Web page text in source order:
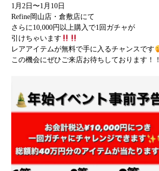
1月2日〜1月10日
Refine岡山店・倉敷店にて
さらに10,000円以上購入で1回ガチャが
引けちゃいます
レアアイテムが無料で手に入るチャンスです
この機会にぜひご来店お待ちしております！！